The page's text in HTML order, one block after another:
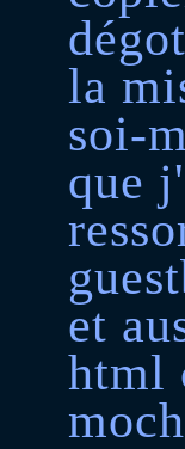
la
soi-
que
et
html